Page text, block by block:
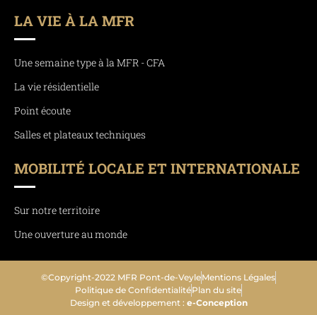
LA VIE À LA MFR
Une semaine type à la MFR - CFA
La vie résidentielle
Point écoute
Salles et plateaux techniques
MOBILITÉ LOCALE ET INTERNATIONALE
Sur notre territoire
Une ouverture au monde
©Copyright-2022 MFR Pont-de-VeyleMentions Légales
Politique de ConfidentialitéPlan du site
Design et développement : e-Conception